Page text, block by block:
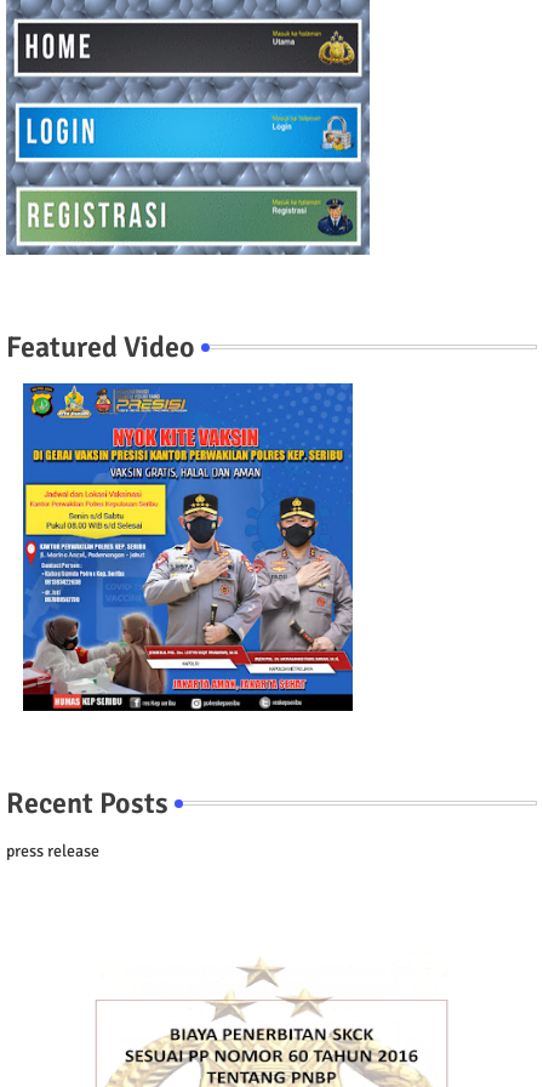
Featured Video
Recent Posts
press release